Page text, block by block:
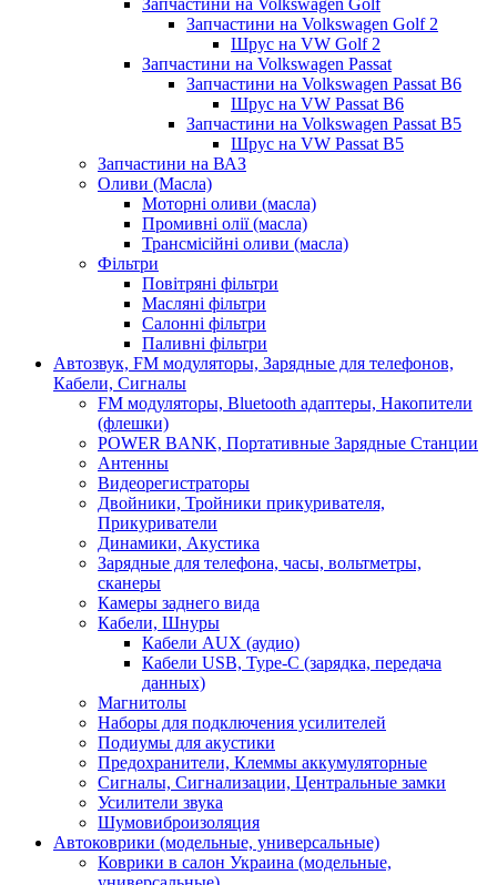
Запчастини на Volkswagen Golf
Запчастини на Volkswagen Golf 2
Шрус на VW Golf 2
Запчастини на Volkswagen Passat
Запчастини на Volkswagen Passat B6
Шрус на VW Passat B6
Запчастини на Volkswagen Passat B5
Шрус на VW Passat B5
Запчастини на ВАЗ
Оливи (Масла)
Моторні оливи (масла)
Промивні олії (масла)
Трансмісійні оливи (масла)
Фільтри
Повітряні фільтри
Масляні фільтри
Салонні фільтри
Паливні фільтри
Автозвук, FM модуляторы, Зарядные для телефонов,
Кабели, Сигналы
FM модуляторы, Bluetooth адаптеры, Накопители
(флешки)
POWER BANK, Портативные Зарядные Станции
Антенны
Видеорегистраторы
Двойники, Тройники прикуривателя,
Прикуриватели
Динамики, Акустика
Зарядные для телефона, часы, вольтметры,
сканеры
Камеры заднего вида
Кабели, Шнуры
Кабели AUX (аудио)
Кабели USB, Type-C (зарядка, передача
данных)
Магнитолы
Наборы для подключения усилителей
Подиумы для акустики
Предохранители, Клеммы аккумуляторные
Сигналы, Сигнализации, Центральные замки
Усилители звука
Шумовиброизоляция
Автоковрики (модельные, универсальные)
Коврики в салон Украина (модельные,